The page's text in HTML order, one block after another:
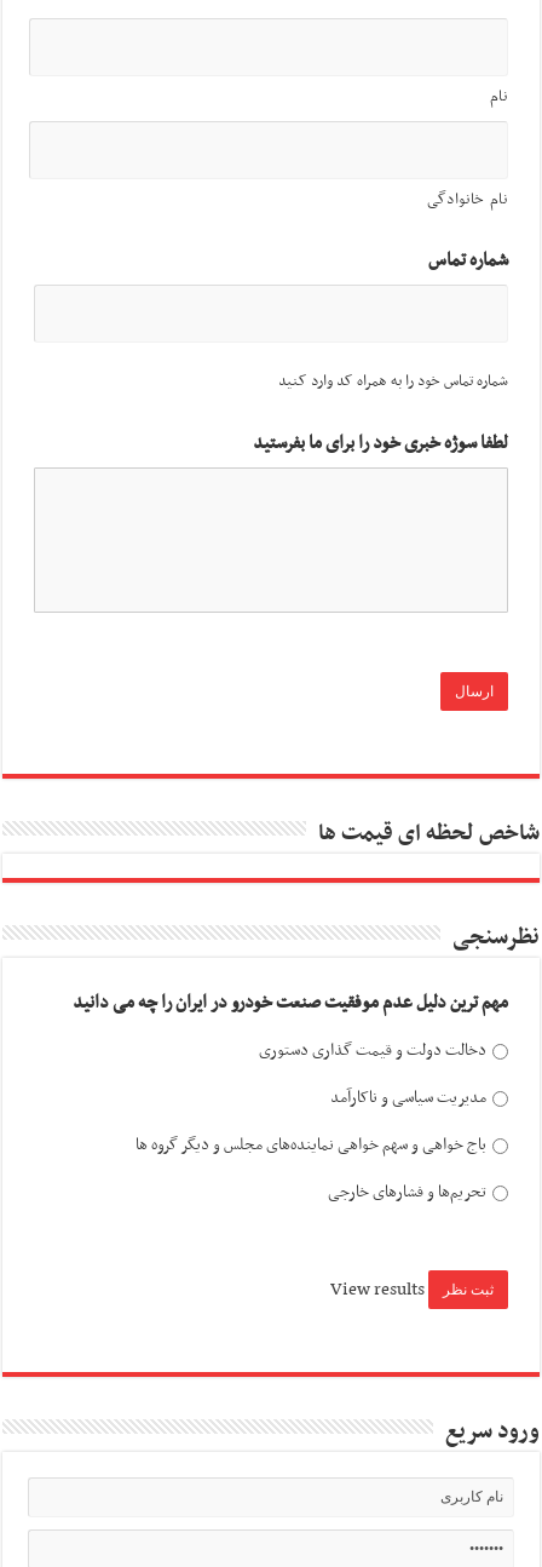
نام
نام خانوادگی
شماره تماس
شماره تماس خود را به همراه کد وارد کنید
لطفا سوژه خبری خود را برای ما بفرستید
شاخص لحظه ای قیمت ها
نظرسنجی
مهم ترین دلیل عدم موفقیت صنعت خودرو در ایران را چه می دانید
دخالت دولت و قیمت گذاری دستوری
مدیریت سیاسی و ناکارآمد
باج خواهی و سهم خواهی نماینده‌های مجلس و دیگر گروه ها
تحریم‌ها و فشارهای خارجی
View results
ورود سریع